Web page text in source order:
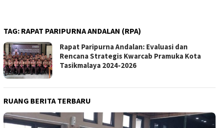
TAG: RAPAT PARIPURNA ANDALAN (RPA)
Rapat Paripurna Andalan: Evaluasi dan
Rencana Strategis Kwarcab Pramuka Kota
Tasikmalaya 2024-2026
RUANG BERITA TERBARU